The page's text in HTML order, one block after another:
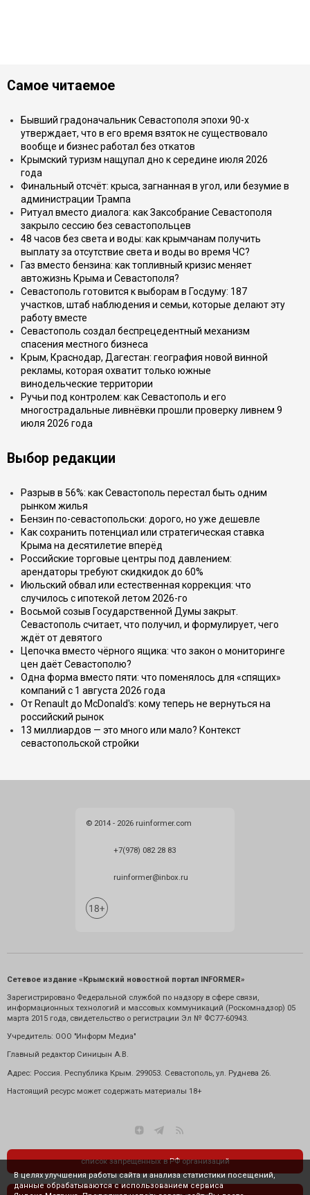
Самое читаемое
Бывший градоначальник Севастополя эпохи 90-х
утверждает, что в его время взяток не существовало
вообще и бизнес работал без откатов
Крымский туризм нащупал дно к середине июля 2026
года
Финальный отсчёт: крыса, загнанная в угол, или безумие в
администрации Трампа
Ритуал вместо диалога: как Заксобрание Севастополя
закрыло сессию без севастопольцев
48 часов без света и воды: как крымчанам получить
выплату за отсутствие света и воды во время ЧС?
Газ вместо бензина: как топливный кризис меняет
автожизнь Крыма и Севастополя?
Севастополь готовится к выборам в Госдуму: 187
участков, штаб наблюдения и семьи, которые делают эту
работу вместе
Севастополь создал беспрецедентный механизм
спасения местного бизнеса
Крым, Краснодар, Дагестан: география новой винной
рекламы, которая охватит только южные
винодельческие территории
Ручьи под контролем: как Севастополь и его
многострадальные ливнёвки прошли проверку ливнем 9
июля 2026 года
Выбор редакции
Разрыв в 56%: как Севастополь перестал быть одним
рынком жилья
Бензин по-севастопольски: дорого, но уже дешевле
Как сохранить потенциал или стратегическая ставка
Крыма на десятилетие вперёд
Российские торговые центры под давлением:
арендаторы требуют скидкидок до 60%
Июльский обвал или естественная коррекция: что
случилось с ипотекой летом 2026-го
Восьмой созыв Государственной Думы закрыт.
Севастополь считает, что получил, и формулирует, чего
ждёт от девятого
Цепочка вместо чёрного ящика: что закон о мониторинге
цен даёт Севастополю?
Одна форма вместо пяти: что поменялось для «спящих»
компаний с 1 августа 2026 года
От Renault до McDonald's: кому теперь не вернуться на
российский рынок
13 миллиардов — это много или мало? Контекст
севастопольской стройки
© 2014 - 2026 ruinformer.com
+7(978) 082 28 83
ruinformer@inbox.ru
Сетевое издание «Крымский новостной портал INFORMER»
Зарегистрировано Федеральной службой по надзору в сфере связи,
информационных технологий и массовых коммуникаций (Роскомнадзор) 05
марта 2015 года, свидетельство о регистрации Эл № ФС77-60943.
Учредитель: ООО "Информ Медиа"
Главный редактор Синицын А.В.
Адрес: Россия. Республика Крым. 299053. Севастополь, ул. Руднева 26.
Настоящий ресурс может содержать материалы 18+
список запрещенных в РФ организаций
В целях улучшения работы сайта и анализа статистики посещений,
данные обрабатываются с использованием сервиса